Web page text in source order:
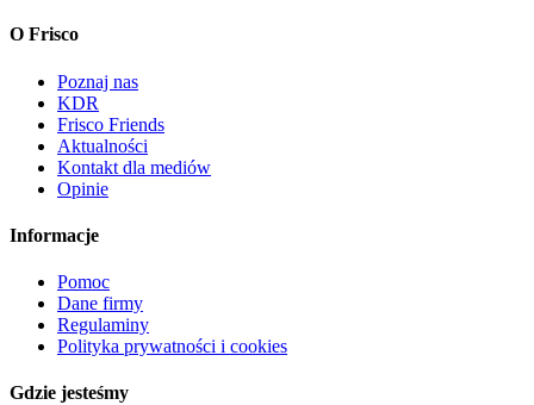
O Frisco
Poznaj nas
KDR
Frisco Friends
Aktualności
Kontakt dla mediów
Opinie
Informacje
Pomoc
Dane firmy
Regulaminy
Polityka prywatności i cookies
Gdzie jesteśmy